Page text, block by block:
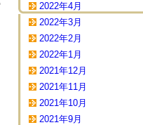
2022年4月
2022年3月
2022年2月
2022年1月
2021年12月
2021年11月
2021年10月
2021年9月